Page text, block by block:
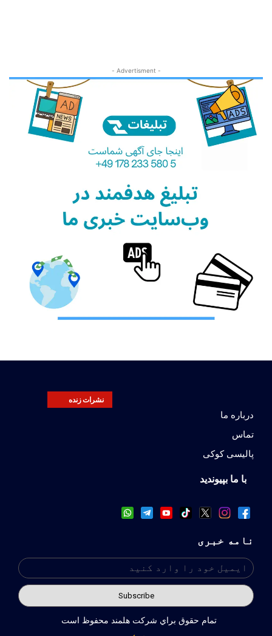
- Advertisment -
نشرات زنده
درباره ما
تماس
پالیسی کوکی
با ما بپیوندید
نامه خبری
تمام حقوق براي شركت هلمند محفوظ است